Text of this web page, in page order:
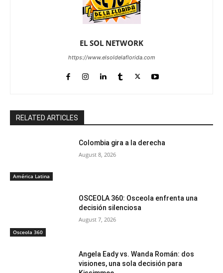
EL SOL NETWORK
https://www.elsoldelaflorida.com
RELATED ARTICLES
América Latina
Colombia gira a la derecha
August 8, 2026
Osceola 360
OSCEOLA 360: Osceola enfrenta una
decisión silenciosa
August 7, 2026
Angela Eady vs. Wanda Román: dos
visiones, una sola decisión para